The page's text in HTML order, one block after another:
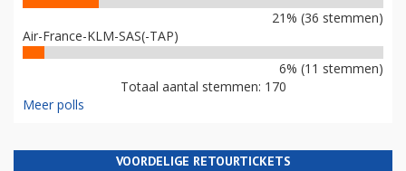
21% (36 stemmen)
Air-France-KLM-SAS(-TAP)
6% (11 stemmen)
Totaal aantal stemmen: 170
Meer polls
VOORDELIGE RETOURTICKETS